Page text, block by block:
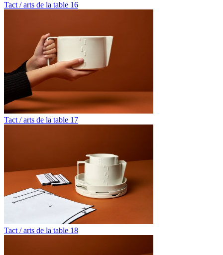
Tact / arts de la table 16
Tact / arts de la table 17
Tact / arts de la table 18